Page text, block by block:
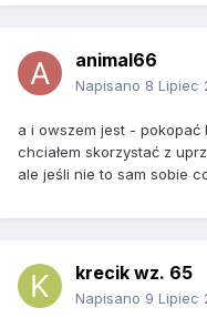
animal66
Napisano 8 Lipiec
a i owszem jest - pokopać
chciałem skorzystać z
ale jeśli nie to sam sobie
krecik wz. 65
Napisano 9 Lipiec